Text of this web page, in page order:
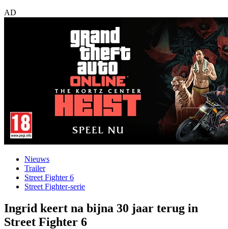
AD
Nieuws
Trailer
Street Fighter 6
Street Fighter-serie
Ingrid keert na bijna 30 jaar terug in
Street Fighter 6